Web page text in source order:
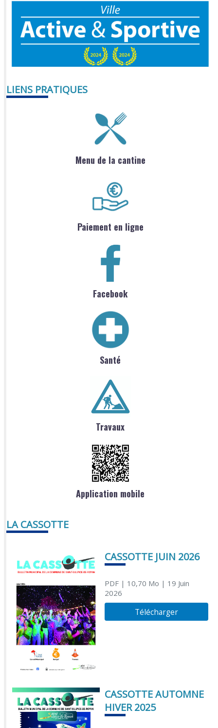
LIENS PRATIQUES
Menu de la cantine
Paiement en ligne
Facebook
Santé
Travaux
Application mobile
LA CASSOTTE
CASSOTTE JUIN 2026
PDF| 10,70 Mo | 19 Juin
2026
Télécharger
CASSOTTE AUTOMNE
HIVER 2025